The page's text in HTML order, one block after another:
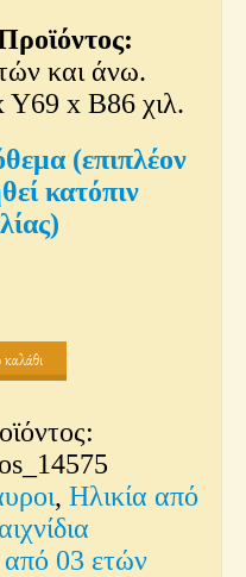
και άνω.
Y69 x Β86 χιλ.
(επιπλέον
κατόπιν
, Ηλικία από
από 03 ετών